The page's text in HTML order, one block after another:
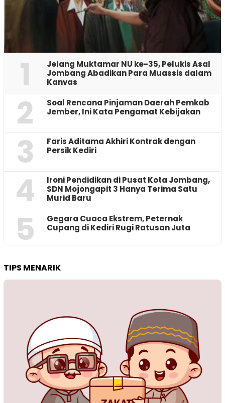
1
Jelang Muktamar NU ke-35, Pelukis Asal
Jombang Abadikan Para Muassis dalam
Kanvas
2
‎Soal Rencana Pinjaman Daerah Pemkab
Jember, Ini Kata Pengamat Kebijakan ‎
3
Faris Aditama Akhiri Kontrak dengan
Persik Kediri
4
Ironi Pendidikan di Pusat Kota Jombang,
SDN Mojongapit 3 Hanya Terima Satu
Murid Baru
5
‎Gegara Cuaca Ekstrem, Peternak
Cupang di Kediri Rugi Ratusan Juta
TIPS MENARIK